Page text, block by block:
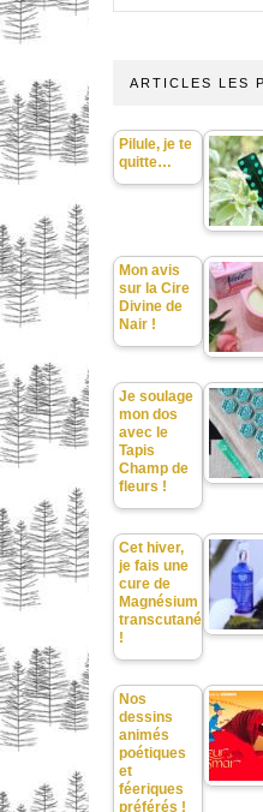
ARTICLES LES
Pilule, je te
quitte…
Mon avis
sur la Cire
Divine de
Nair !
Je soulage
mon dos
avec le
Tapis
Champ de
fleurs !
Cet hiver,
je fais une
cure de
Magnésium
transcutané
!
Nos
dessins
animés
poétiques
et
féeriques
préférés !